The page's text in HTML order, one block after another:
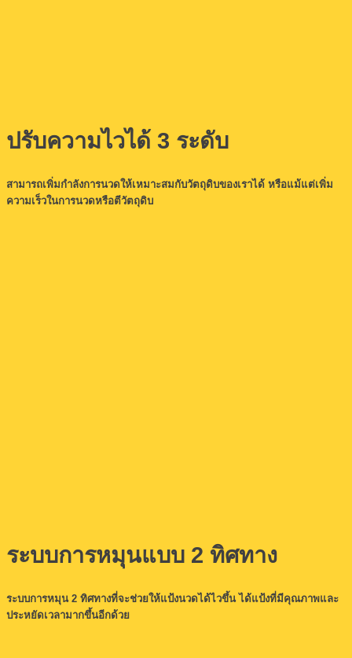
ปรับความไวได้ 3 ระดับ
สามารถเพิ่มกำลังการนวดให้เหมาะสมกับวัตถุดิบของเราได้ หรือแม้แต่เพิ่ม
ความเร็วในการนวดหรือตีวัตถุดิบ
ระบบการหมุนแบบ 2 ทิศทาง
ระบบการหมุน 2 ทิศทางที่จะช่วยให้แป้งนวดได้ไวขึ้น ได้แป้งที่มีคุณภาพและ
ประหยัดเวลามากขึ้นอีกด้วย